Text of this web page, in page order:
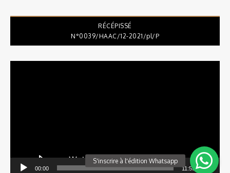
RÉCÉPISSÉ
N°0039/HAAC/12-2021/pl/P
00:00 11:55